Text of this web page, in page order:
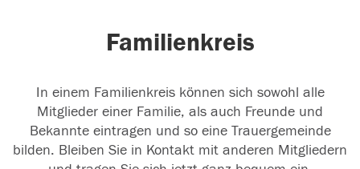
Familienkreis
In einem Familienkreis können sich sowohl alle
Mitglieder einer Familie, als auch Freunde und
Bekannte eintragen und so eine Trauergemeinde
bilden. Bleiben Sie in Kontakt mit anderen Mitgliedern